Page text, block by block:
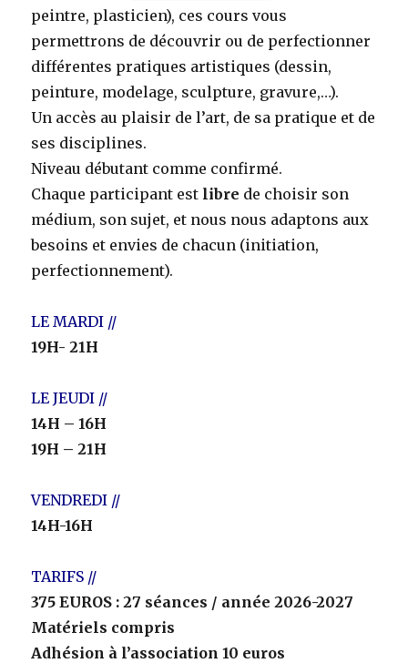
peintre, plasticien), ces cours vous
permettrons de découvrir ou de perfectionner
différentes pratiques artistiques (dessin,
peinture, modelage, sculpture, gravure,…).
Un accès au plaisir de l’art, de sa pratique et de
ses disciplines.
Niveau débutant comme confirmé.
Chaque participant est libre de choisir son
médium, son sujet, et nous nous adaptons aux
besoins et envies de chacun (initiation,
perfectionnement).
LE MARDI //
19H- 21H
LE JEUDI //
14H – 16H
19H – 21H
VENDREDI //
14H-16H
TARIFS //
375 EUROS : 27 séances / année 2026-2027
Matériels compris
Adhésion à l’association 10 euros